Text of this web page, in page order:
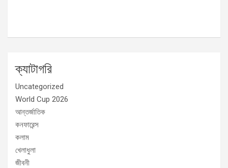
ক্যাটাগরি
Uncategorized
World Cup 2026
আন্তর্জাতিক
কনফারেন্স
কলাম
খেলাধুলা
জীবনী